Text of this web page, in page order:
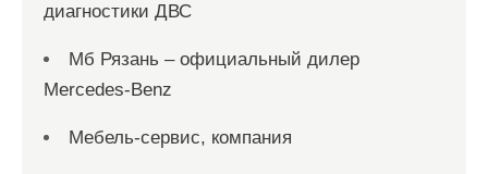
диагностики ДВС
Мб Рязань – официальный дилер
Mercedes-Benz
Мебель-сервис, компания